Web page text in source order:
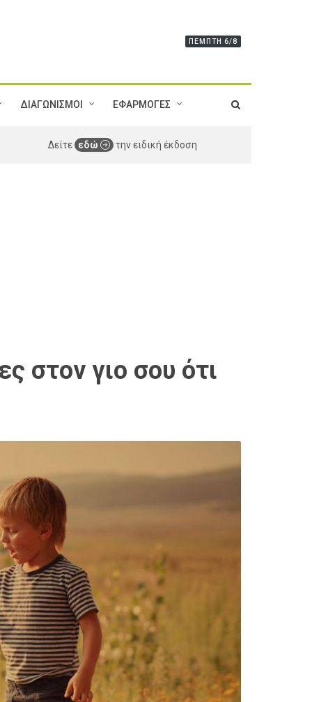
ΠΈΜΠΤΗ 6/8
ΔΙΑΓΩΝΙΣΜΟΙ ΕΦΑΡΜΟΓΕΣ
Δείτε εδώ την ειδική έκδοση
στον γιο σου ότι